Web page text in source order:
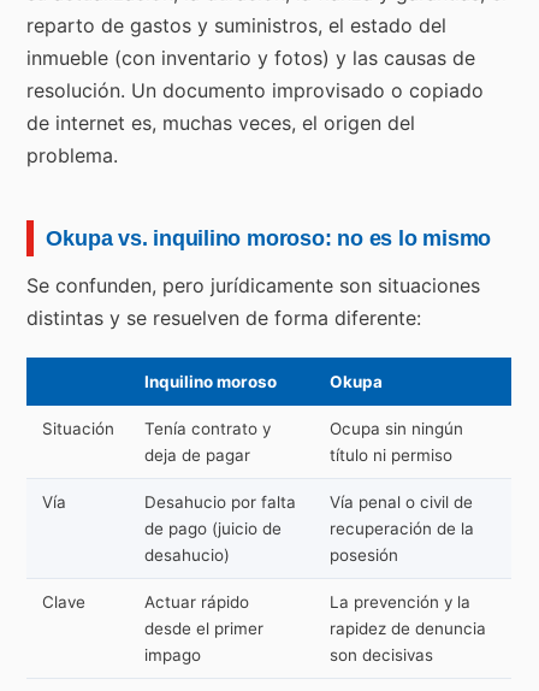
reparto de gastos y suministros, el estado del
inmueble (con inventario y fotos) y las causas de
resolución. Un documento improvisado o copiado
de internet es, muchas veces, el origen del
problema.
Okupa vs. inquilino moroso: no es lo mismo
Se confunden, pero jurídicamente son situaciones
distintas y se resuelven de forma diferente:
Inquilino moroso Okupa
Situación
Tenía contrato y
deja de pagar
Ocupa sin ningún
título ni permiso
Vía
Desahucio por falta
de pago (juicio de
desahucio)
Vía penal o civil de
recuperación de la
posesión
Clave
Actuar rápido
desde el primer
impago
La prevención y la
rapidez de denuncia
son decisivas